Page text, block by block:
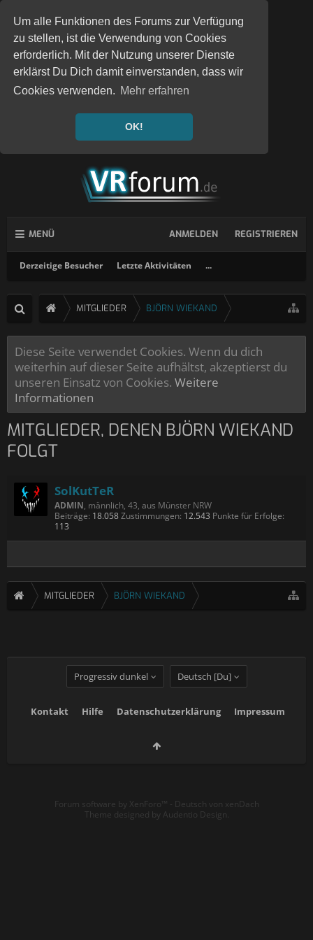
Um alle Funktionen des Forums zur Verfügung
zu stellen, ist die Verwendung von Cookies
erforderlich. Mit der Nutzung unserer Dienste
erklärst Du Dich damit einverstanden, dass wir
Cookies verwenden. Mehr erfahren
OK!
MENÜ
Derzeitige Besucher Letzte Aktivitäten ...
ANMELDEN REGISTRIEREN
MITGLIEDER BJÖRN WIEKAND
Diese Seite verwendet Cookies. Wenn du dich
weiterhin auf dieser Seite aufhältst, akzeptierst du
unseren Einsatz von Cookies. Weitere
Informationen
MITGLIEDER, DENEN BJÖRN WIEKAND
FOLGT
SolKutTeR
ADMIN, männlich, 43, aus Münster NRW
Beiträge: 18.058Zustimmungen: 12.543 Punkte für Erfolge:
113
MITGLIEDER BJÖRN WIEKAND
Progressiv dunkel Deutsch [Du]
Kontakt Hilfe Datenschutzerklärung Impressum
Forum software by XenForo™ - Deutsch von xenDach
Theme designed by Audentio Design.